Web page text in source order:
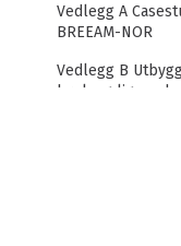
Vedlegg A
BREEAM-NOR
Vedlegg B
bruk og lignende